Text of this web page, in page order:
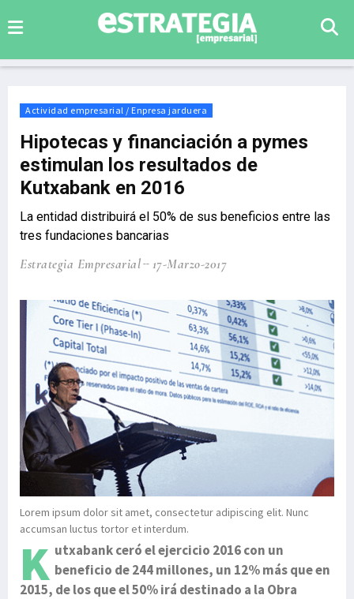
Actividad empresarial / Enpresa jarduera
Hipotecas y financiación a pymes
estimulan los resultados de
Kutxabank en 2016
La entidad distribuirá el 50% de sus beneficios entre las
tres fundaciones bancarias
Estrategia Empresarial 17-Marzo-2017
Lorem ipsum dolor sit amet, consectetur adipiscing elit. Nunc
accumsan luctus tortor et interdum.
K utxabank ceró el ejercicio 2016 con un
beneficio de 244 millones, un 12% más que en
2015, de los que el 50% irá destinado a la Obra